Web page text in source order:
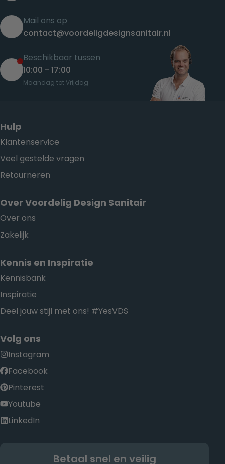
Mail ons op
contact@voordeligdesignsanitair.nl
Beschikbaar tussen
10:00 - 17:00
Maandag tot Vrijdag
Hulp
Klantenservice
Veel gestelde vragen
Retourneren
Over Voordelig Design Sanitair
Over ons
Zakelijk
Kennis en Inspiratie
Kennisbank
Inspiratie
Deel jouw stijl met ons! #YesVDS
Volg ons
Instagram
Facebook
Pinterest
Youtube
LinkedIn
Betaal snel en veilig